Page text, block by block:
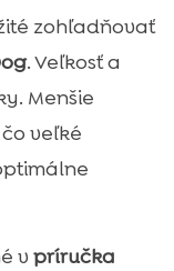
zohľadňovať
. Veľkosť a
Menšie
veľké
v príručka